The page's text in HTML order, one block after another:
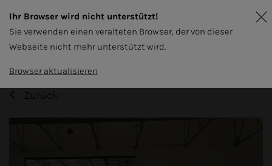
Zurück
Ihr Browser wird nicht unterstützt!
Sie verwenden einen veralteten Browser, der von dieser
Webseite nicht mehr unterstützt wird.
Browser aktualisieren